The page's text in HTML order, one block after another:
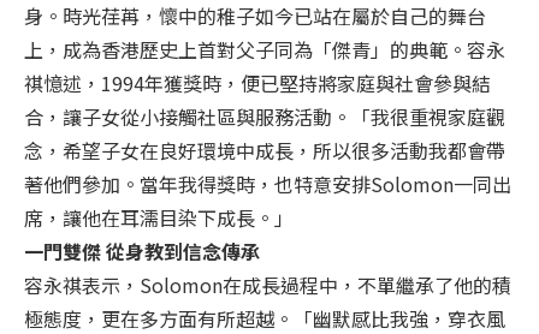
身。時光荏苒，懷中的稚子如今已站在屬於自己的舞台
上，成為香港歷史上首對父子同為「傑青」的典範。容永
祺憶述，1994年獲獎時，便已堅持將家庭與社會參與結
合，讓子女從小接觸社區與服務活動。「我很重視家庭觀
念，希望子女在良好環境中成長，所以很多活動我都會帶
著他們參加。當年我得獎時，也特意安排Solomon一同出
席，讓他在耳濡目染下成長。」
一門雙傑 從身教到信念傳承
容永祺表示，Solomon在成長過程中，不單繼承了他的積
極態度，更在多方面有所超越。「幽默感比我強，穿衣風